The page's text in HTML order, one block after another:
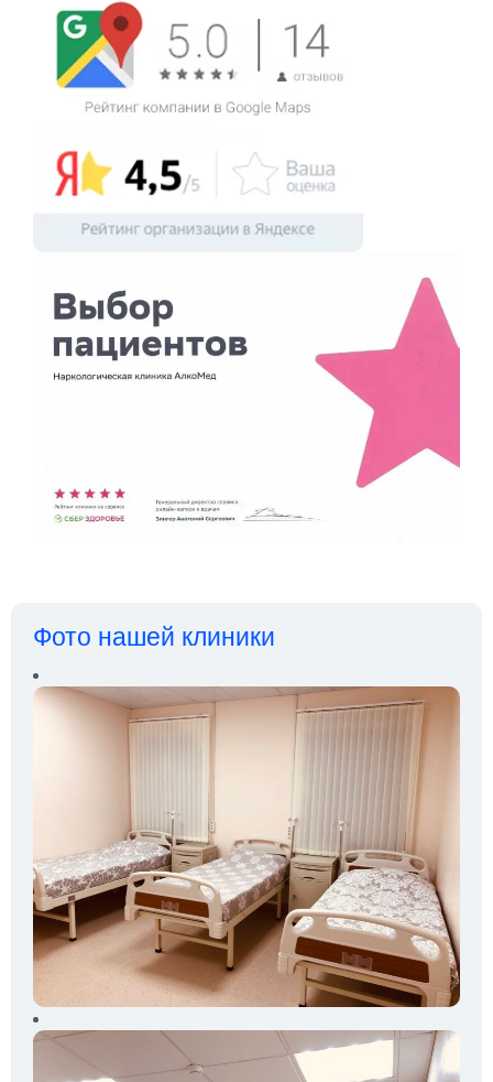
Фото нашей клиники